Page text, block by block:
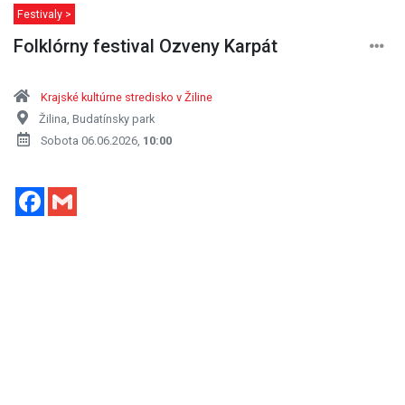
Festivaly >
Folklórny festival Ozveny Karpát
Krajské kultúrne stredisko v Žiline
Žilina, Budatínsky park
Sobota 06.06.2026, 10:00
Facebook